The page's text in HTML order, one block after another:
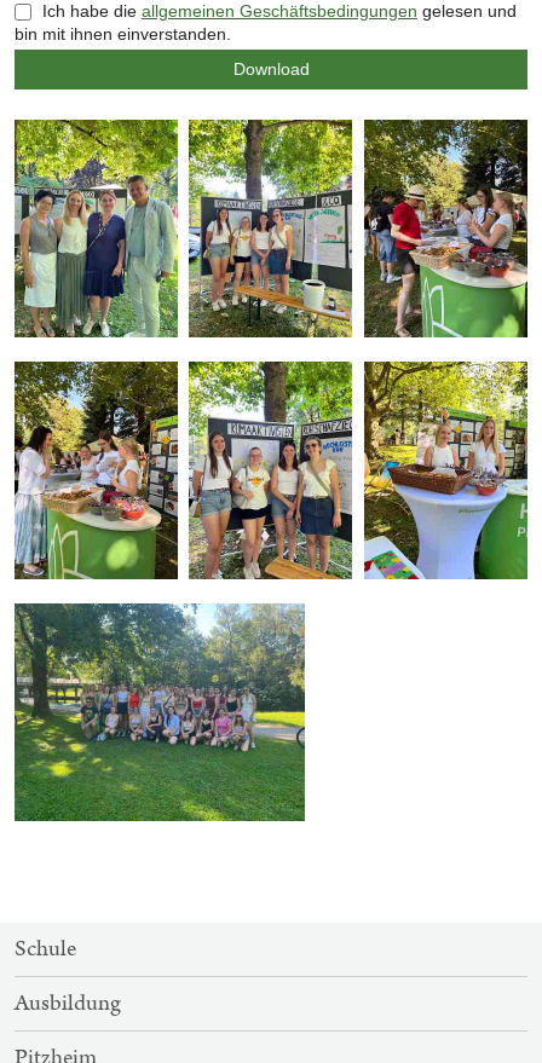
Ich habe die allgemeinen Geschäftsbedingungen gelesen und
bin mit ihnen einverstanden.
SITEMAP-
NAVIGATION
Schule
Ausbildung